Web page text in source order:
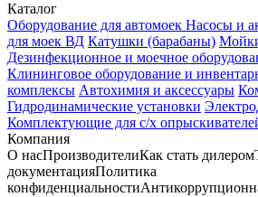
Каталог
Оборудование для автомоек Насосы и
для моек ВД Катушки (барабаны)
Дезинфекционное и моечное
Клининговое оборудование и
комплексы Автохимия и аксессуары
Гидродинамические установки
Комплектующие для с/х
Компания
О насПроизводителиКак стать дилером
документацияПолитика
конфиденциальности